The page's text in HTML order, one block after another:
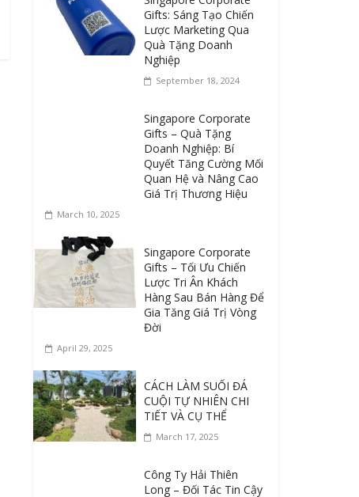
Gifts: Sáng Tạo Chiến
Lược Marketing Qua
Quà Tặng Doanh
Nghiệp
September 18, 2024
Singapore Corporate
Gifts – Quà Tặng
Doanh Nghiệp: Bí
Quyết Tăng Cường Mối
Quan Hệ và Nâng Cao
Giá Trị Thương Hiệu
March 10, 2025
Singapore Corporate
Gifts – Tối Ưu Chiến
Lược Tri Ân Khách
Hàng Sau Bán Hàng Để
Gia Tăng Giá Trị Vòng
Đời
April 29, 2025
CÁCH LÀM SUỐI ĐÁ
CUỘI TỰ NHIÊN CHI
TIẾT VÀ CỤ THỂ
March 17, 2025
Công Ty Hải Thiên
Long – Đối Tác Tin Cậy